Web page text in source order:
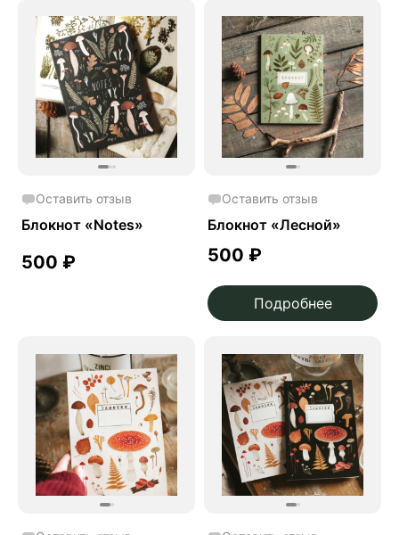
Оставить отзыв
Блокнот «Notes»
500 ₽
Оставить отзыв
Блокнот «Лесной»
500 ₽
Подробнее